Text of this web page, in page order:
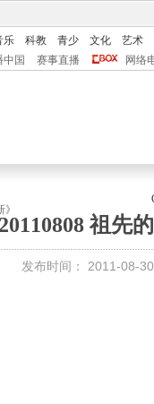
乐 科教 青少 文化
艺术
中国 赛事直播 网络
20110808 祖
发布时间： 2011-08-